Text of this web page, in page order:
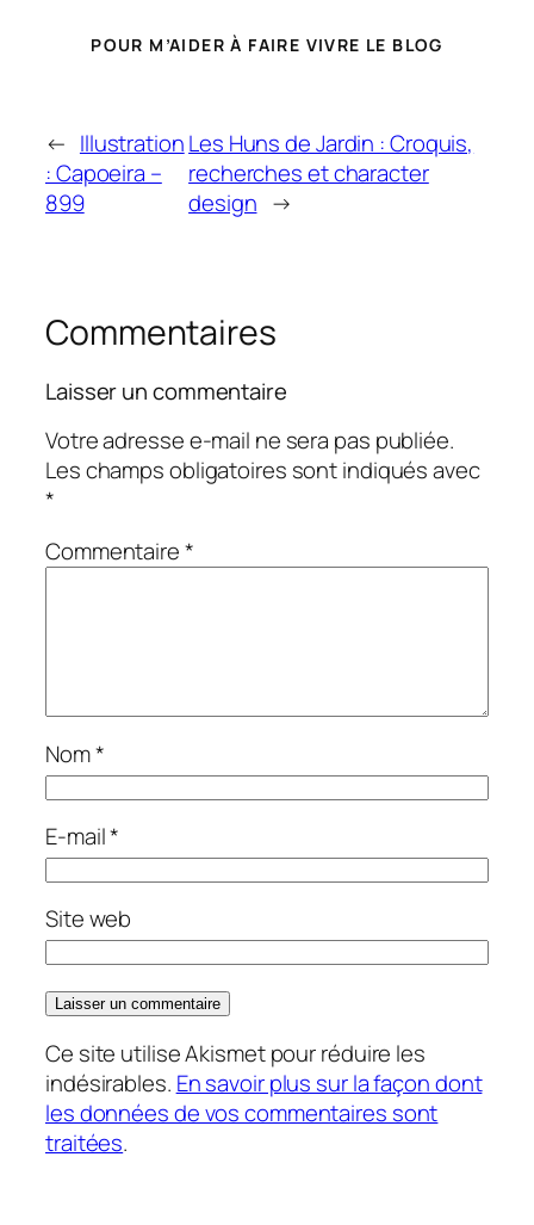
POUR M’AIDER À FAIRE VIVRE LE BLOG
← Illustration
: Capoeira –
899
Les Huns de Jardin : Croquis,
recherches et character
design →
Commentaires
Laisser un commentaire
Votre adresse e-mail ne sera pas publiée.
Les champs obligatoires sont indiqués avec
*
Commentaire*
Nom*
E-mail*
Site web
Ce site utilise Akismet pour réduire les
indésirables. En savoir plus sur la façon dont
les données de vos commentaires sont
traitées.